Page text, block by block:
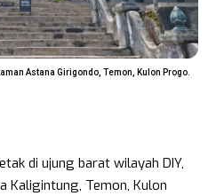
Astana Girigondo, Temon, Kulon Progo.
di ujung barat wilayah DIY,
Kaligintung, Temon, Kulon